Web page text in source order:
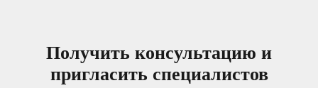
Получить консультацию и
пригласить специалистов